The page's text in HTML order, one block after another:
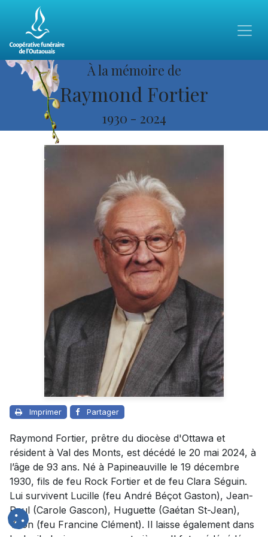
À la mémoire de
Raymond Fortier
1930 - 2024
Imprimer Partager
Raymond Fortier, prêtre du diocèse d'Ottawa et
résident à Val des Monts, est décédé le 20 mai 2024, à
l’âge de 93 ans. Né à Papineauville le 19 décembre
1930, fils de feu Rock Fortier et de feu Clara Séguin.
Lui survivent Lucille (feu André Béçot Gaston), Jean-
Paul (Carole Gascon), Huguette (Gaétan St-Jean),
Yvon (feu Francine Clément). Il laisse également dans